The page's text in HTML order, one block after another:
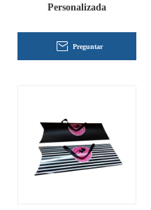
Personalizada
Preguntar